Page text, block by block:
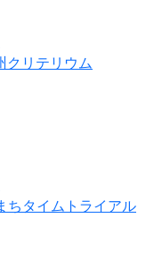
クリテリウム
ちタイムトライアル